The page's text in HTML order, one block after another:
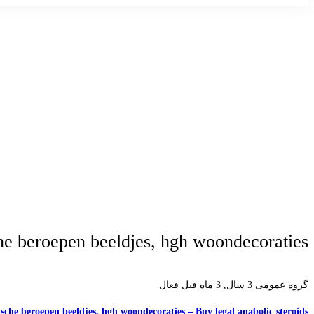
beroepen beeldjes, hgh woondecoraties
گروه عمومی 3 سال, 3 ماه قبل فعال
beroepen beeldjes, hgh woondecoraties – Buy legal anabolic steroids